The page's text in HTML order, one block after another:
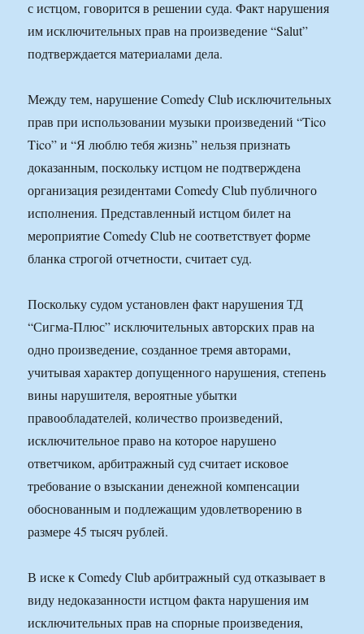
с истцом, говорится в решении суда. Факт нарушения
им исключительных прав на произведение “Salut”
подтверждается материалами дела.
Между тем, нарушение Comedy Club исключительных
прав при использовании музыки произведений “Tico
Tico” и “Я люблю тебя жизнь” нельзя признать
доказанным, поскольку истцом не подтверждена
организация резидентами Comedy Club публичного
исполнения. Представленный истцом билет на
мероприятие Comedy Club не соответствует форме
бланка строгой отчетности, считает суд.
Поскольку судом установлен факт нарушения ТД
“Сигма-Плюс” исключительных авторских прав на
одно произведение, созданное тремя авторами,
учитывая характер допущенного нарушения, степень
вины нарушителя, вероятные убытки
правообладателей, количество произведений,
исключительное право на которое нарушено
ответчиком, арбитражный суд считает исковое
требование о взыскании денежной компенсации
обоснованным и подлежащим удовлетворению в
размере 45 тысяч рублей.
В иске к Comedy Club арбитражный суд отказывает в
виду недоказанности истцом факта нарушения им
исключительных прав на спорные произведения,